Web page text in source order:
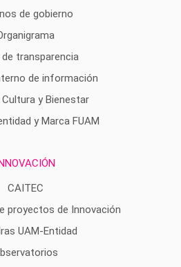
de gobierno
de transparencia
de información
y Bienestar
y Marca FUAM
INNOVACIÓN
CAITEC
proyectos de Innovación
UAM-Entidad